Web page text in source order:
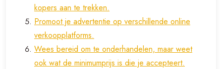
kopers aan te trekken.
Promoot je advertentie op verschillende online
verkoopplatforms.
Wees bereid om te onderhandelen, maar weet
ook wat de minimumprijs is die je accepteert.